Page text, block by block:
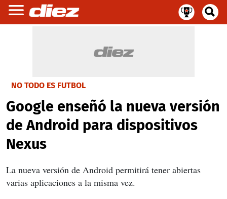
NO TODO ES FUTBOL
Google enseñó la nueva versión
de Android para dispositivos
Nexus
La nueva versión de Android permitirá tener abiertas
varias aplicaciones a la misma vez.